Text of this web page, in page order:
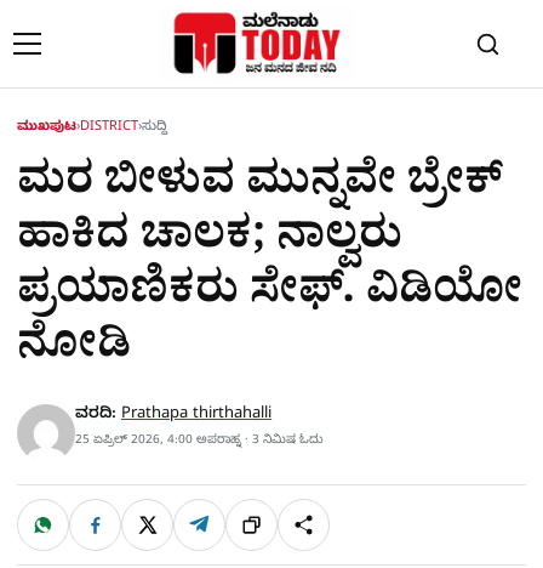
ಮುಖಪುಟ›DISTRICT›ಸುದ್ದಿ
ಮರ ಬೀಳುವ ಮುನ್ನವೇ ಬ್ರೇಕ್
ಹಾಕಿದ ಚಾಲಕ; ನಾಲ್ವರು
ಪ್ರಯಾಣಿಕರು ಸೇಫ್. ವಿಡಿಯೋ
ನೋಡಿ
ವರದಿ: Prathapa thirthahalli
25 ಏಪ್ರಿಲ್ 2026, 4:00 ಅಪರಾಹ್ನ · 3 ನಿಮಿಷ ಓದು
ಹಂಚಿಕೊಳ್ಳಿ
W
a
F
c
X T
l
ಲಿಂ
S